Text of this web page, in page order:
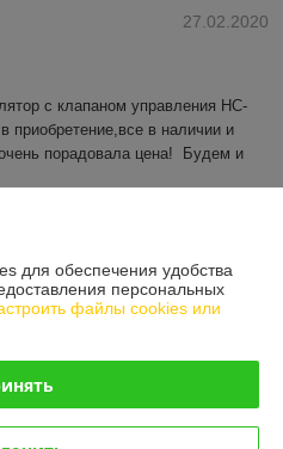
27.02.2020
с клапаном управления HC-
приобретение,все в наличии и
порадовала цена!  Будем и
отзывы
для обеспечения удобства
персональных
файлы cookies или